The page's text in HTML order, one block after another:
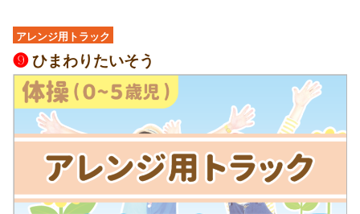
アレンジ用トラック
❾ひまわりたいそう